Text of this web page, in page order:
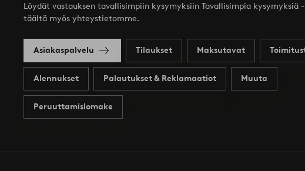
Löydät vastauksen tavallisimpiin kysymyksiin Tavallisimpia kysymyksiä
täältä myös yhteystietomme.
Asiakaspalvelu Tilaukset Maksutavat
Alennukset Palautukset & Reklamaatiot Muuta
Peruuttamislomake